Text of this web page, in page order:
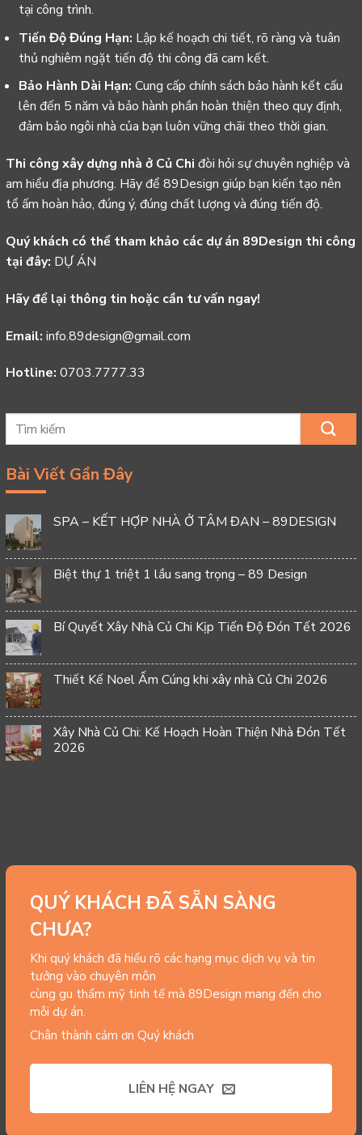
tại công trình.
Tiến Độ Đúng Hạn: Lập kế hoạch chi tiết, rõ ràng và tuân
thủ nghiêm ngặt tiến độ thi công đã cam kết.
Bảo Hành Dài Hạn: Cung cấp chính sách bảo hành kết cấu
lên đến 5 năm và bảo hành phần hoàn thiện theo quy định,
đảm bảo ngôi nhà của bạn luôn vững chãi theo thời gian.
Thi công xây dựng nhà ở Củ Chi đòi hỏi sự chuyên nghiệp và
am hiểu địa phương. Hãy để 89Design giúp bạn kiến tạo nên
tổ ấm hoàn hảo, đúng ý, đúng chất lượng và đúng tiến độ.
Quý khách có thể tham khảo các dự án 89Design thi công
tại đây: DỰ ÁN
Hãy để lại thông tin hoặc cần tư vấn ngay!
Email: info.89design@gmail.com
Hotline: 0703.7777.33
Bài Viết Gần Đây
SPA – KẾT HỢP NHÀ Ở TÂM ĐAN – 89DESIGN
Biệt thự 1 triệt 1 lầu sang trọng – 89 Design
Bí Quyết Xây Nhà Củ Chi Kịp Tiến Độ Đón Tết 2026
Thiết Kế Noel Ấm Cúng khi xây nhà Củ Chi 2026
Xây Nhà Củ Chi: Kế Hoạch Hoàn Thiện Nhà Đón Tết
2026
QUÝ KHÁCH ĐÃ SẴN SÀNG
CHƯA?
Khi quý khách đã hiểu rõ các hạng mục dịch vụ và tin
tưởng vào chuyên môn
cùng gu thẩm mỹ tinh tế mà 89Design mang đến cho
mỗi dự án.
Chân thành cảm ơn Quý khách
LIÊN HỆ NGAY